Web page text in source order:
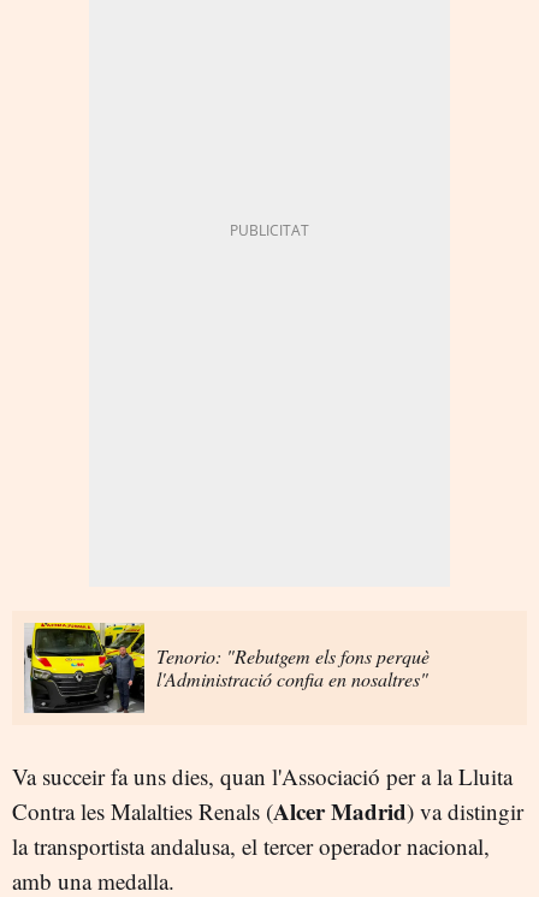
Tenorio: "Rebutgem els fons perquè
l'Administració confia en nosaltres"
Va succeir fa uns dies, quan l'Associació per a la Lluita
Contra les Malalties Renals (Alcer Madrid) va distingir
la transportista andalusa, el tercer operador nacional,
amb una medalla.